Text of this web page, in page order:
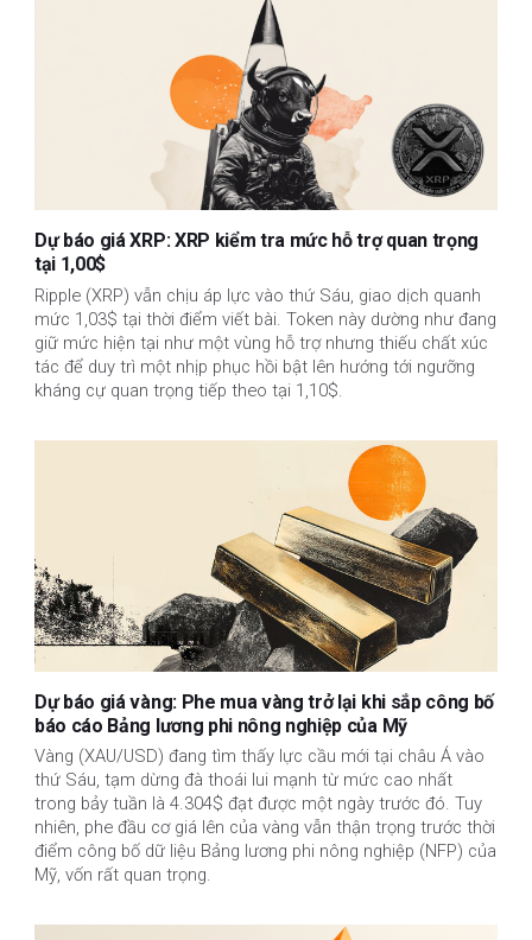
Dự báo giá XRP: XRP kiểm tra mức hỗ trợ quan trọng
tại 1,00$
Ripple (XRP) vẫn chịu áp lực vào thứ Sáu, giao dịch quanh
mức 1,03$ tại thời điểm viết bài. Token này dường như đang
giữ mức hiện tại như một vùng hỗ trợ nhưng thiếu chất xúc
tác để duy trì một nhịp phục hồi bật lên hướng tới ngưỡng
kháng cự quan trọng tiếp theo tại 1,10$.
Dự báo giá vàng: Phe mua vàng trở lại khi sắp công bố
báo cáo Bảng lương phi nông nghiệp của Mỹ
Vàng (XAU/USD) đang tìm thấy lực cầu mới tại châu Á vào
thứ Sáu, tạm dừng đà thoái lui mạnh từ mức cao nhất
trong bảy tuần là 4.304$ đạt được một ngày trước đó. Tuy
nhiên, phe đầu cơ giá lên của vàng vẫn thận trọng trước thời
điểm công bố dữ liệu Bảng lương phi nông nghiệp (NFP) của
Mỹ, vốn rất quan trọng.